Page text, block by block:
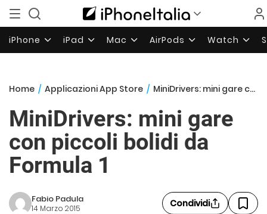
iPhone iPad Mac AirPods Watch
Home / Applicazioni App Store / MiniDrivers: mini gare con piccoli bolidi da Formula 1
MiniDrivers: mini gare
con piccoli bolidi da
Formula 1
Fabio Padula
14 Marzo 2015 Condividi